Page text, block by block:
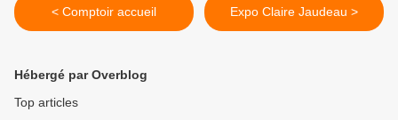
< Comptoir accueil Expo Claire Jaudeau >
Hébergé par Overblog
Top articles